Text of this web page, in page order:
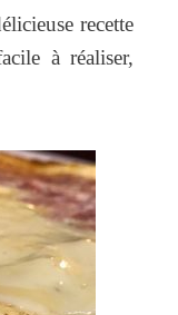
recette
à réaliser,